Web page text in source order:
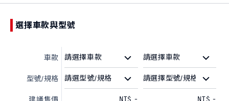
SWIFT
選擇車款與型號
車款
型號/規格
NT$ - NT$ -